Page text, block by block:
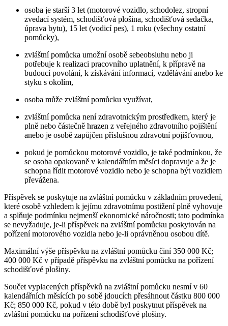
osoba je starší 3 let (motorové vozidlo, schodolez, stropní
zvedací systém, schodišťová plošina, schodišťová sedačka,
úprava bytu), 15 let (vodicí pes), 1 roku (všechny ostatní
pomůcky),
zvláštní pomůcka umožní osobě sebeobsluhu nebo ji
potřebuje k realizaci pracovního uplatnění, k přípravě na
budoucí povolání, k získávání informací, vzdělávání anebo ke
styku s okolím,
osoba může zvláštní pomůcku využívat,
zvláštní pomůcka není zdravotnickým prostředkem, který je
plně nebo částečně hrazen z veřejného zdravotního pojištění
anebo je osobě zapůjčen příslušnou zdravotní pojišťovnou,
pokud je pomůckou motorové vozidlo, je také podmínkou, že
se osoba opakovaně v kalendářním měsíci dopravuje a že je
schopna řídit motorové vozidlo nebo je schopna být vozidlem
převážena.
Příspěvek se poskytuje na zvláštní pomůcku v základním provedení,
které osobě vzhledem k jejímu zdravotnímu postižení plně vyhovuje
a splňuje podmínku nejmenší ekonomické náročnosti; tato podmínka
se nevyžaduje, je-li příspěvek na zvláštní pomůcku poskytován na
pořízení motorového vozidla nebo je-li oprávněnou osobou dítě.
Maximální výše příspěvku na zvláštní pomůcku činí 350 000 Kč;
400 000 Kč v případě příspěvku na zvláštní pomůcku na pořízení
schodišťové plošiny.
Součet vyplacených příspěvků na zvláštní pomůcku nesmí v 60
kalendářních měsících po sobě jdoucích přesáhnout částku 800 000
Kč; 850 000 Kč, pokud v této době byl poskytnut příspěvek na
zvláštní pomůcku na pořízení schodišťové plošiny.